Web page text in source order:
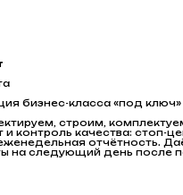
бизнес-класса «под
строим,
контроль качества: стоп-
отчётность.
на следующий день после